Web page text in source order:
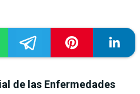
de las Enfermedades